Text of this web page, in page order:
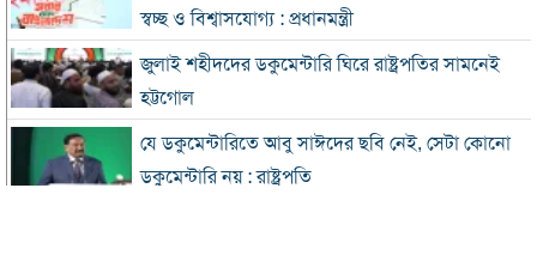
স্বচ্ছ ও বিশ্বাসযোগ্য : প্রধানমন্ত্রী
জুলাই শহীদদের ডকুমেন্টারি ঘিরে রাষ্ট্রপতির সামনেই
হট্টগোল
যে ডকুমেন্টারিতে আবু সাঈদের ছবি নেই, সেটা কোনো
ডকুমেন্টারি নয় : রাষ্ট্রপতি